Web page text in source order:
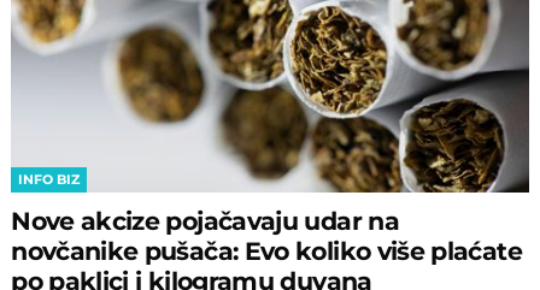
INFO BIZ
Nove akcize pojačavaju udar na
novčanike pušača: Evo koliko više plaćate
po paklici i kilogramu duvana